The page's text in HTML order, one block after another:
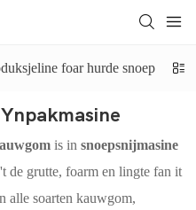
foar hurde snoep
is in snoepsnijmasine
de grutte, foarm en lingte fan it
alle soarten kauwgom,